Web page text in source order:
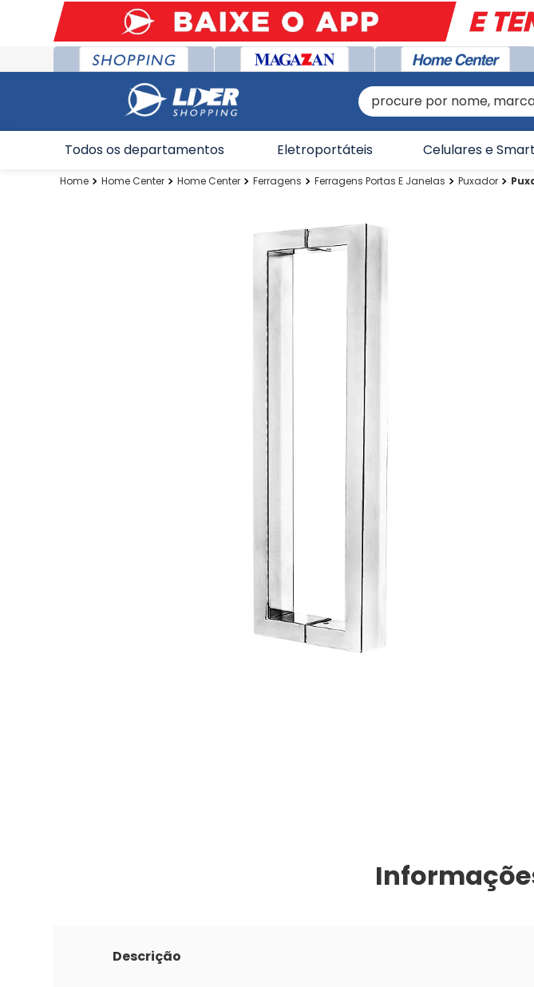
procure por nome, marca
Todos os departamentos Eletroportáteis Celulares e
Home Center Home Center Ferragens Ferragens Portas E Janelas Puxador
Descrição